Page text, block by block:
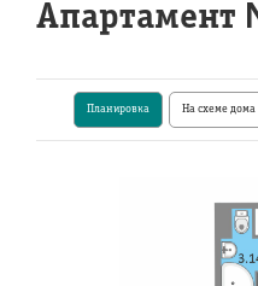
Апартамент
Планировка На схеме дома